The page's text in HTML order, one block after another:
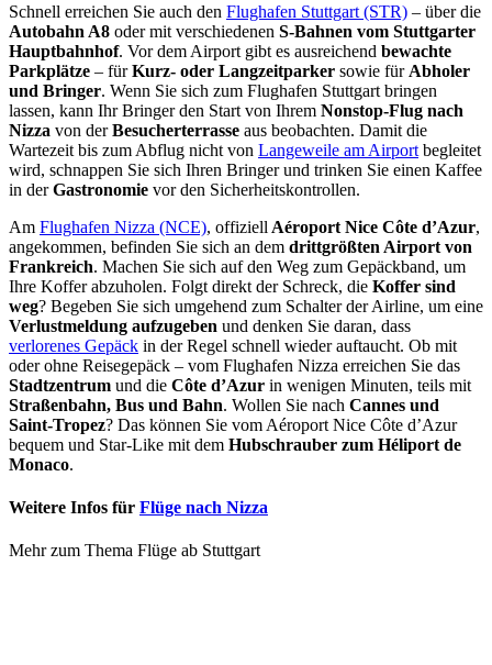
Schnell erreichen Sie auch den Flughafen Stuttgart (STR) – über die
Autobahn A8 oder mit verschiedenen S-Bahnen vom Stuttgarter
Hauptbahnhof. Vor dem Airport gibt es ausreichend bewachte
Parkplätze – fürKurz- oder Langzeitparker sowie für Abholer
und Bringer. Wenn Sie sich zum Flughafen Stuttgart bringen
lassen, kann Ihr Bringer den Start von Ihrem Nonstop-Flug nach
Nizza von derBesucherterrasse aus beobachten. Damit die
Wartezeit bis zum Abflug nicht von Langeweile am Airport begleitet
wird, schnappen Sie sich Ihren Bringer und trinken Sie einen Kaffee
in derGastronomie vor den Sicherheitskontrollen.
Am Flughafen Nizza (NCE), offiziell Aéroport Nice Côte d’Azur,
angekommen, befinden Sie sich an dem drittgrößten Airport von
Frankreich. Machen Sie sich auf den Weg zum Gepäckband, um
Ihre Koffer abzuholen. Folgt direkt der Schreck, die Koffer sind
weg? Begeben Sie sich umgehend zum Schalter der Airline, um eine
Verlustmeldung aufzugeben und denken Sie daran, dass
verlorenes Gepäck in der Regel schnell wieder auftaucht. Ob mit
oder ohne Reisegepäck – vom Flughafen Nizza erreichen Sie das
Stadtzentrum und die Côte d’Azur in wenigen Minuten, teils mit
Straßenbahn, Bus und Bahn. Wollen Sie nach Cannes und
Saint-Tropez? Das können Sie vom Aéroport Nice Côte d’Azur
bequem und Star-Like mit dem Hubschrauber zum Héliport de
Monaco.
Weitere Infos für Flüge nach Nizza
Mehr zum Thema Flüge ab Stuttgart